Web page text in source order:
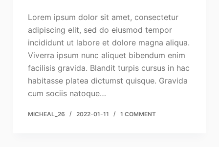
Lorem ipsum dolor sit amet, consectetur
adipiscing elit, sed do eiusmod tempor
incididunt ut labore et dolore magna aliqua.
Viverra ipsum nunc aliquet bibendum enim
facilisis gravida. Blandit turpis cursus in hac
habitasse platea dictumst quisque. Gravida
cum sociis natoque…
MICHEAL_26 2022-01-11 1 COMMENT